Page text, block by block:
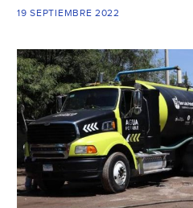
19 SEPTIEMBRE 2022